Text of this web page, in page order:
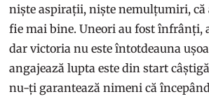
niște aspirații, niște nemulțumiri, că
fie mai bine. Uneori au fost înfrânți,
dar victoria nu este întotdeauna
angajează lupta este din start
nu-ți garantează nimeni că